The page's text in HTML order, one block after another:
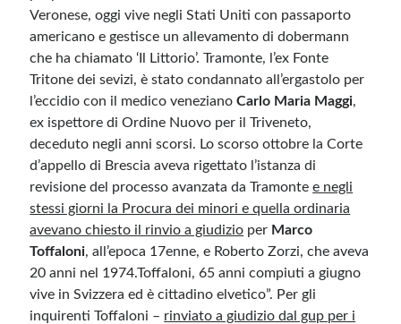
Veronese, oggi vive negli Stati Uniti con passaporto
americano e gestisce un allevamento di dobermann
che ha chiamato ‘Il Littorio’. Tramonte, l’ex Fonte
Tritone dei sevizi, è stato condannato all’ergastolo per
l’eccidio con il medico veneziano Carlo Maria Maggi,
ex ispettore di Ordine Nuovo per il Triveneto,
deceduto negli anni scorsi. Lo scorso ottobre la Corte
d’appello di Brescia aveva rigettato l’istanza di
revisione del processo avanzata da Tramonte e negli
stessi giorni la Procura dei minori e quella ordinaria
avevano chiesto il rinvio a giudizio per Marco
Toffaloni, all’epoca 17enne, e Roberto Zorzi, che aveva
20 anni nel 1974.Toffaloni, 65 anni compiuti a giugno
vive in Svizzera ed è cittadino elvetico”. Per gli
inquirenti Toffaloni – rinviato a giudizio dal gup per i